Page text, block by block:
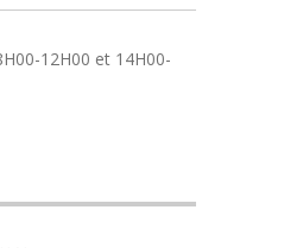
12H00 et 14H00-